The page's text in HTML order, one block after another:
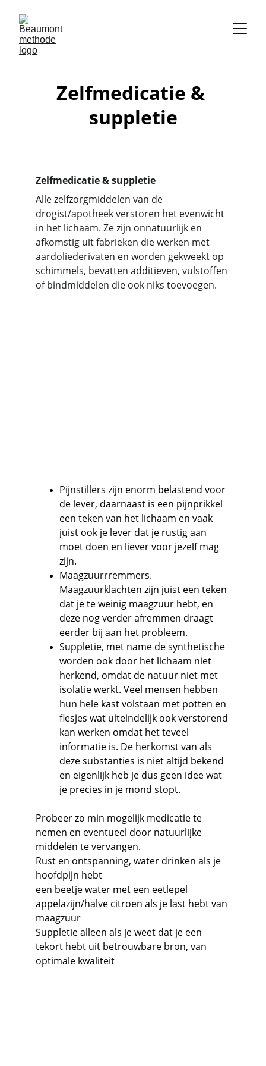
Zelfmedicatie &
suppletie
Zelfmedicatie & suppletie
Alle zelfzorgmiddelen van de
drogist/apotheek verstoren het evenwicht
in het lichaam. Ze zijn onnatuurlijk en
afkomstig uit fabrieken die werken met
aardoliederivaten en worden gekweekt op
schimmels, bevatten additieven, vulstoffen
of bindmiddelen die ook niks toevoegen.
Pijnstillers zijn enorm belastend voor
de lever, daarnaast is een pijnprikkel
een teken van het lichaam en vaak
juist ook je lever dat je rustig aan
moet doen en liever voor jezelf mag
zijn.
Maagzuurrremmers.
Maagzuurklachten zijn juist een teken
dat je te weinig maagzuur hebt, en
deze nog verder afremmen draagt
eerder bij aan het probleem.
Suppletie, met name de synthetische
worden ook door het lichaam niet
herkend, omdat de natuur niet met
isolatie werkt. Veel mensen hebben
hun hele kast volstaan met potten en
flesjes wat uiteindelijk ook verstorend
kan werken omdat het teveel
informatie is. De herkomst van als
deze substanties is niet altijd bekend
en eigenlijk heb je dus geen idee wat
je precies in je mond stopt.
Probeer zo min mogelijk medicatie te
nemen en eventueel door natuurlijke
middelen te vervangen.
Rust en ontspanning, water drinken als je
hoofdpijn hebt
een beetje water met een eetlepel
appelazijn/halve citroen als je last hebt van
maagzuur
Suppletie alleen als je weet dat je een
tekort hebt uit betrouwbare bron, van
optimale kwaliteit